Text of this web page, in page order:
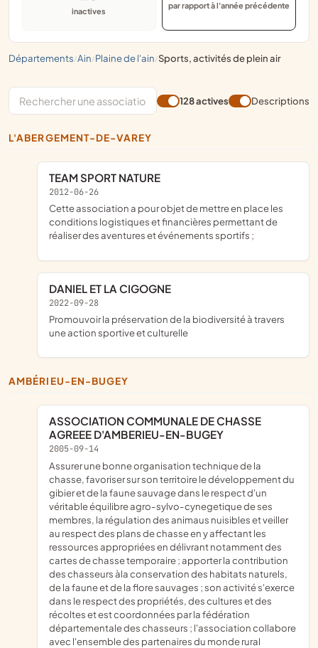
départements/ ain/ plaine de l'ain/ sports, activités de plein air
inactives
par rapport à l'année précédente
128 actives Descriptions
L'ABERGEMENT-DE-VAREY
TEAM SPORT NATURE
2012-06-26
cette association a pour objet de mettre en place les
conditions logistiques et financières permettant de
réaliser des aventures et événements sportifs ;
DANIEL ET LA CIGOGNE
2022-09-28
promouvoir la préservation de la biodiversité à travers
une action sportive et culturelle
AMBÉRIEU-EN-BUGEY
ASSOCIATION COMMUNALE DE CHASSE
AGREEE D'AMBERIEU-EN-BUGEY
2005-09-14
assurer une bonne organisation technique de la
chasse, favoriser sur son territoire le développement du
gibier et de la faune sauvage dans le respect d'un
véritable équilibre agro-sylvo-cynegetique de ses
membres, la régulation des animaus nuisibles et veiller
au respect des plans de chasse en y affectant les
ressources appropriées en délivrant notamment des
cartes de chasse temporaire ; apporter la contribution
des chasseurs àla conservation des habitats naturels,
de la faune et de la flore sauvages ; son activité s'exerce
dans le respect des propriétés, des cultures et des
récoltes et est coordonnées par la fédération
départementale des chasseurs ; l'association collabore
avec l'ensemble des partenaires du monde rural